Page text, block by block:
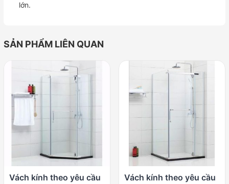
lớn.
SẢN PHẨM LIÊN QUAN
Vách kính theo yêu cầu
Vách kính theo yêu cầu